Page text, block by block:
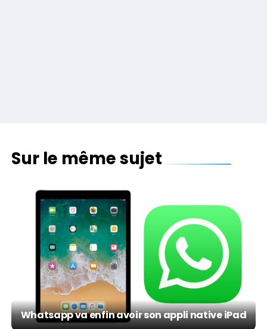
Sur le même sujet
Whatsapp va enfin avoir son appli native iPad